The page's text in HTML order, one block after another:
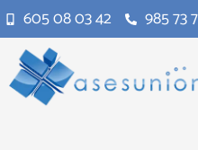
605 08 03 42 985 73